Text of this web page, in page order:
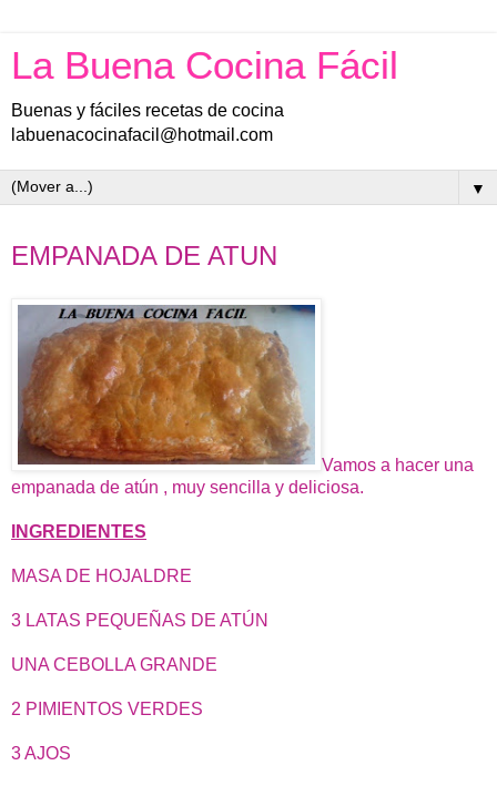
La Buena Cocina Fácil
Buenas y fáciles recetas de cocina
labuenacocinafacil@hotmail.com
▼
EMPANADA DE ATUN
Vamos a hacer una
empanada de atún , muy sencilla y deliciosa.
INGREDIENTES
MASA DE HOJALDRE
3 LATAS PEQUEÑAS DE ATÚN
UNA CEBOLLA GRANDE
2 PIMIENTOS VERDES
3 AJOS